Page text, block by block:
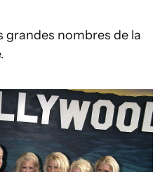
grandes nombres de la